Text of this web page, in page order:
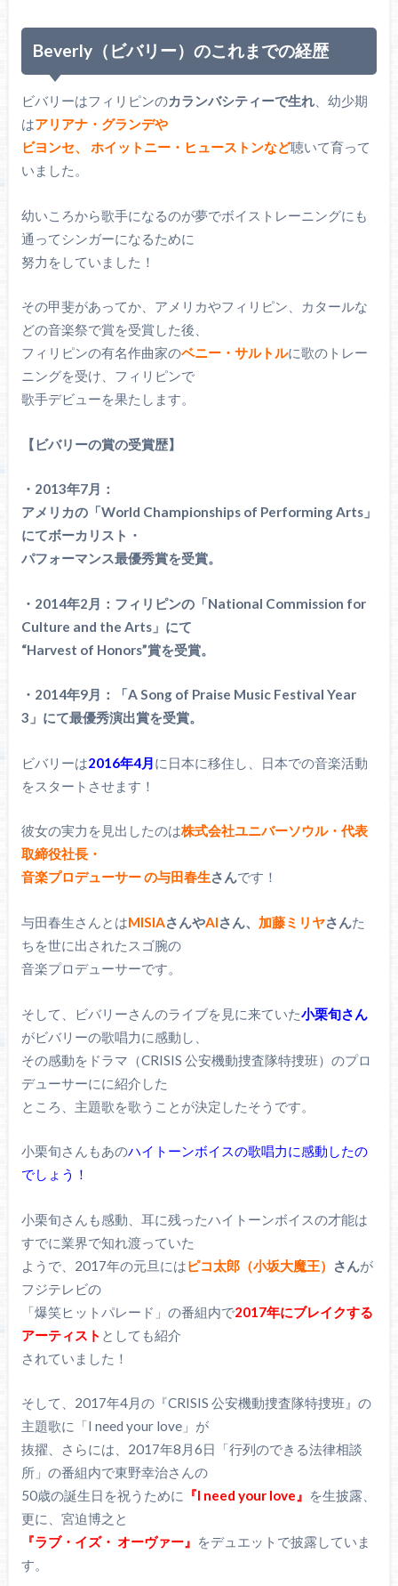
Beverly（ビバリー）のこれまでの経歴
ビバリーはフィリピンのカランバシティーで生れ、幼少期
はアリアナ・グランデや
ビヨンセ、
ホイットニー・ヒューストンなど聴いて育って
いました。
幼いころから歌手になるのが夢でボイストレーニングにも
通ってシンガーになるために
努力をしていました！
その甲斐があってか、アメリカやフィリピン、カタールな
どの音楽祭で賞を受賞した後、
フィリピンの有名作曲家のベニー・サルトルに歌のトレー
ニングを受け、フィリピンで
歌手デビューを果たします。
【ビバリーの賞の受賞歴】
・2013年7月：
アメリカの「World Championships of Performing Arts」
にてボーカリスト・
パフォーマンス最優秀賞を受賞。
・2014年2月：フィリピンの「National Commission for
Culture and the Arts」にて
“Harvest of Honors”賞を受賞。
・2014年9月：「A Song of Praise Music Festival Year
3」にて最優秀演出賞を受賞。
ビバリーは2016年4月に日本に移住し、日本での音楽活動
をスタートさせます！
彼女の実力を見出したのは株式会社ユニバーソウル・代表
取締役社長・
音楽プロデューサーの与田春生さんです！
与田春生さんとはMISIAさんやAIさん、 加藤ミリヤさんた
ちを世に出されたスゴ腕の
音楽プロデューサーです。
そして、ビバリーさんのライブを見に来ていた小栗旬さん
がビバリーの歌唱力に感動し、
その感動をドラマ（CRISIS 公安機動捜査隊特捜班）のプロ
デューサーにに紹介した
ところ、主題歌を歌うことが決定したそうです。
小栗旬さんもあのハイトーンボイスの歌唱力に感動したの
でしょう！
小栗旬さんも感動、耳に残ったハイトーンボイスの才能は
すでに業界で知れ渡っていた
ようで、2017年の元旦にはピコ太郎（小坂大魔王） さんが
フジテレビの
「爆笑ヒットパレード」の番組内で2017年にブレイクする
アーティスト としても紹介
されていました！
そして、2017年4月の『CRISIS 公安機動捜査隊特捜班』の
主題歌に「I need your love」が
抜擢、さらには、2017年8月6日「行列のできる法律相談
所」の番組内で東野幸治さんの
50歳の誕生日を祝うために 『I need your love』 を生披露、
更に、宮迫博之と
『ラブ・イズ・ オーヴァー』 をデュエットで披露していま
す。